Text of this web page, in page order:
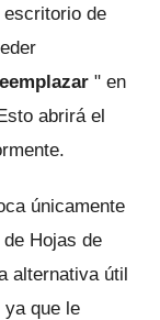
de
" en
abrirá el
únicamente
Hojas de
alternativa útil
ya que le